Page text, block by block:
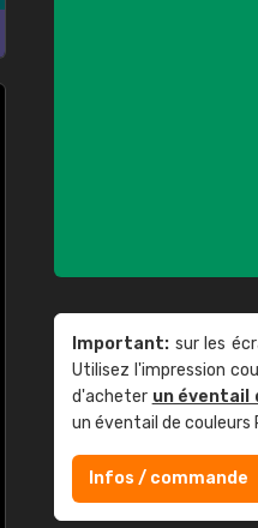
Important: sur les
Utilisez l'impression
d'acheter un éventail
un éventail de couleurs
Infos / commande